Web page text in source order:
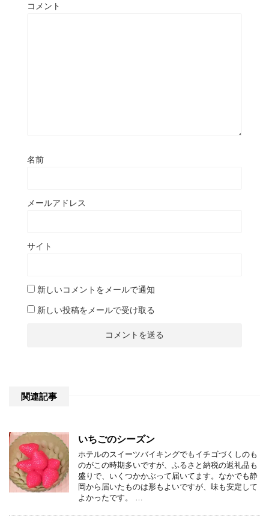
コメント
名前
メールアドレス
サイト
新しいコメントをメールで通知
新しい投稿をメールで受け取る
関連記事
いちごのシーズン
ホテルのスイーツバイキングでもイチゴづくしのも
のがこの時期多いですが、ふるさと納税の返礼品も
盛りで、いくつかかぶって届いてます。なかでも静
岡から届いたものは形もよいですが、味も安定して
よかったです。 …